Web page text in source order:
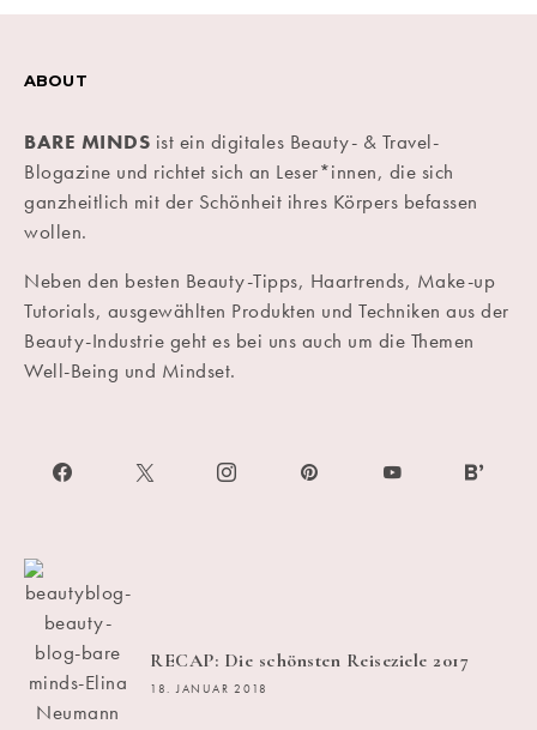
ABOUT
BARE MINDS ist ein digitales Beauty- & Travel-
Blogazine und richtet sich an Leser*innen, die sich
ganzheitlich mit der Schönheit ihres Körpers befassen
wollen.
Neben den besten Beauty-Tipps, Haartrends, Make-up
Tutorials, ausgewählten Produkten und Techniken aus der
Beauty-Industrie geht es bei uns auch um die Themen
Well-Being und Mindset.
RECAP: Die schönsten Reiseziele 2017
18. JANUAR 2018